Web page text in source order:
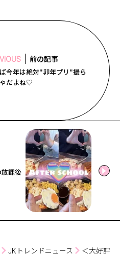
前の記事
今年は絶対"卯年プリ"撮ら
だよね♡
課後
JKトレンドニュース ＜大好評